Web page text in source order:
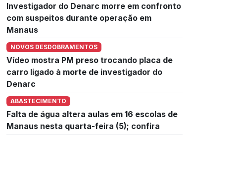
Investigador do Denarc morre em confronto
com suspeitos durante operação em
Manaus
NOVOS DESDOBRAMENTOS
Vídeo mostra PM preso trocando placa de
carro ligado à morte de investigador do
Denarc
ABASTECIMENTO
Falta de água altera aulas em 16 escolas de
Manaus nesta quarta-feira (5); confira